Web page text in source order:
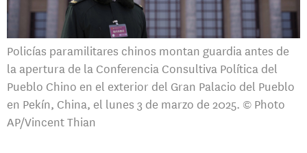
Policías paramilitares chinos montan guardia antes de
la apertura de la Conferencia Consultiva Política del
Pueblo Chino en el exterior del Gran Palacio del Pueblo
en Pekín, China, el lunes 3 de marzo de 2025. © Photo
AP/Vincent Thian